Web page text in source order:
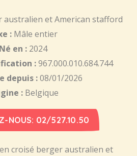
australien et American stafford
: Mâle entier
Né en : 2024
:967.000.010.684.744
depuis :08/01/2026
: Belgique
NOUS: 02/527.10.50
croisé berger australien et